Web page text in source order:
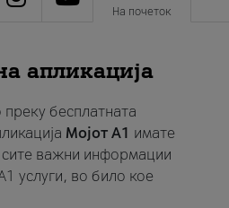
На почеток
апликација
преку бесплатната
Мојот A1 имате
сите важни информации
услуги, во било кое